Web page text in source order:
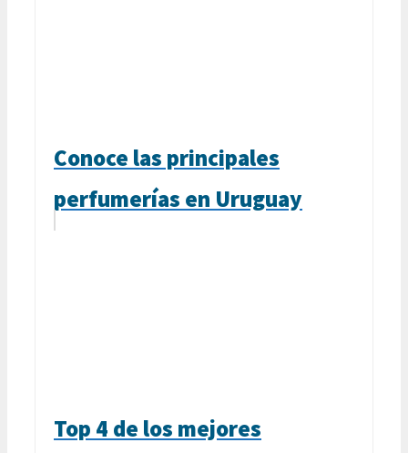
Conoce las principales
perfumerías en Uruguay
Top 4 de los mejores